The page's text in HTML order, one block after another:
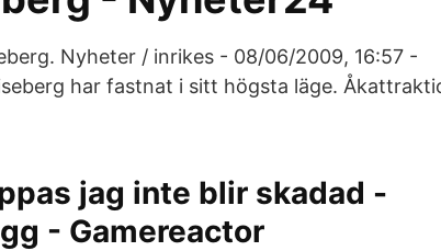
Nyheter / inrikes - 08/06/2009, 16:57 -
har fastnat i sitt högsta läge.
jag inte blir skadad -
- Gamereactor